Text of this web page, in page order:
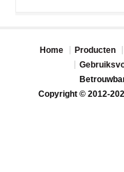
Home Producten
Copyright © 2012-